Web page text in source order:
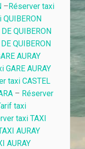
– Réserver taxi
QUIBERON
QUIBERON
AURAY
GARE AURAY
taxi CASTEL
– Réserver
taxi
taxi TAXI
AURAY
AURAY